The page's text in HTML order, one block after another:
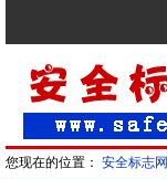
您现在的位置： 安全标志网